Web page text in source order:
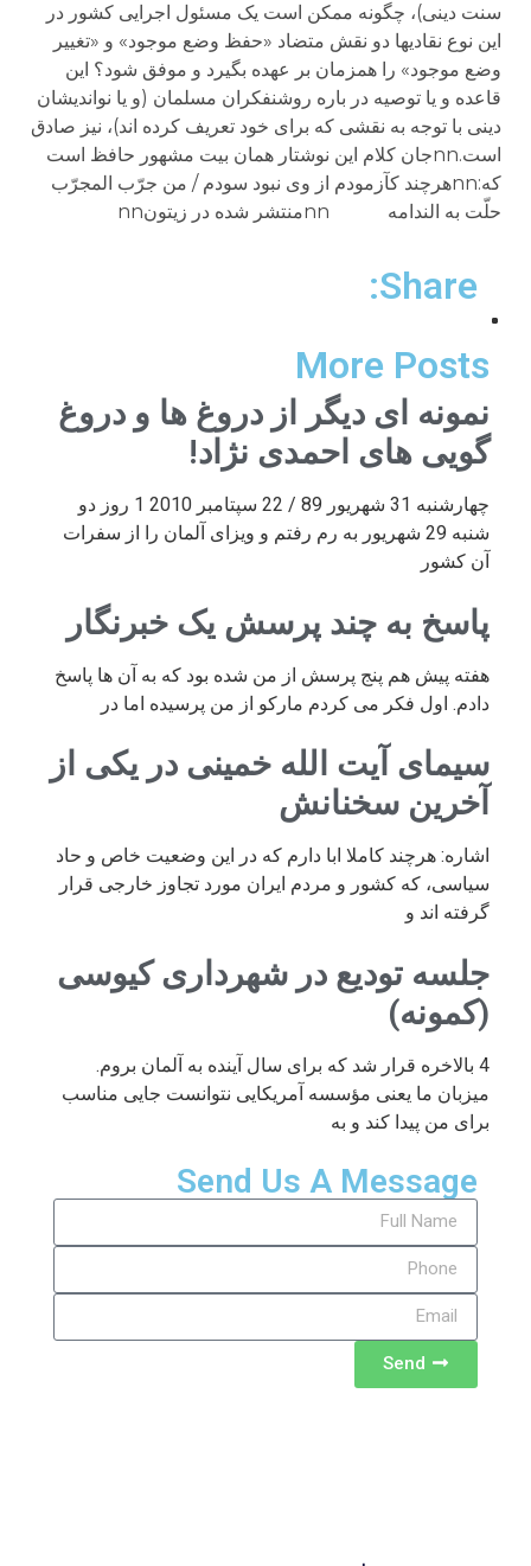
سنت دینی)، چگونه ممکن است یک مسئول اجرایی کشور در
این نوع نقادیها دو نقش متضاد «حفظ وضع موجود» و «تغییر
وضع موجود» را همزمان بر عهده بگیرد و موفق شود؟ این
قاعده و یا توصیه در باره روشنفکران مسلمان (و یا نواندیشان
دینی با توجه به نقشی که برای خود تعریف کرده اند)، نیز صادق
است.nnجان کلام این نوشتار همان بیت مشهور حافظ است
که:nnهرچند کآزمودم از وی نبود سودم / من جرّب المجرّب
حلّت به الندامه
nnمنتشر شده در زیتونnn
Share:
More Posts
نمونه ای دیگر از دروغ ها و دروغ
گویی های احمدی نژاد!
چهارشنبه 31 شهریور 89 / 22 سپتامبر 2010 1 روز دو
شنبه 29 شهریور به رم رفتم و ویزای آلمان را از سفرات
آن کشور
پاسخ به چند پرسش یک خبرنگار
هفته پیش هم پنج پرسش از من شده بود که به آن ها پاسخ
دادم. اول فکر می کردم مارکو از من پرسیده اما در
سیمای آیت الله خمینی در یکی از
آخرین سخنانش
اشاره: هرچند کاملا ابا دارم که در این وضعیت خاص و حاد
سیاسی، که کشور و مردم ایران مورد تجاوز خارجی قرار
گرفته اند و
جلسه تودیع در شهرداری کیوسی
(کمونه)
4 بالاخره قرار شد که برای سال آینده به آلمان بروم.
میزبان ما یعنی مؤسسه آمریکایی نتوانست جایی مناسب
برای من پیدا کند و به
Send Us A Message
Send